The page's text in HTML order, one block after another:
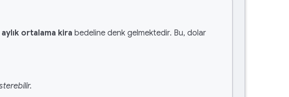
ortalama kira bedeline denk gelmektedir. Bu, dolar